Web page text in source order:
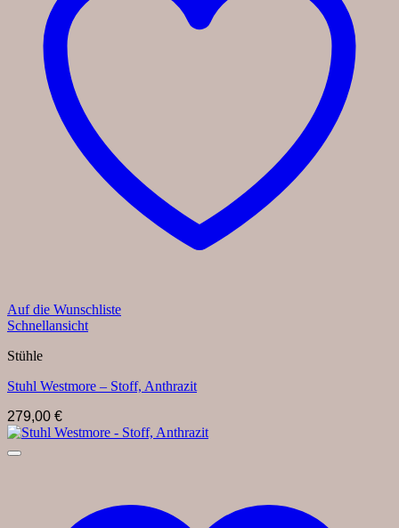
Auf die Wunschliste
Schnellansicht
Stühle
Stuhl Westmore – Stoff, Anthrazit
279,00 €